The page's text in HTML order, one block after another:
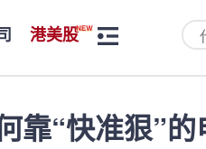
港美股
靠“快准狠”的